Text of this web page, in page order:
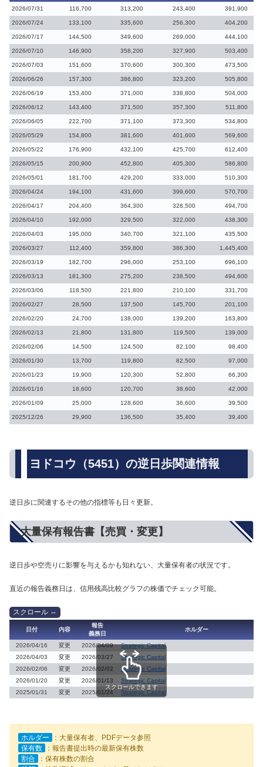
2026/07/31
116,700 313,200 243,400 391,900
2026/07/24 133,100 335,600 256,300 404,200
2026/07/17 144,500 349,600 269,000 444,100
2026/07/10 146,900 358,200 327,900 503,400
2026/07/03 151,600 370,600 300,300 473,500
2026/06/26 157,300 386,800 323,200 505,800
2026/06/19 153,400 371,000 338,800 504,000
2026/06/12 143,400 371,500 357,300 511,800
2026/06/05 222,700 371,100 373,300 534,800
2026/05/29 154,800 381,600 401,600 569,600
2026/05/22 176,900 432,100 425,700 612,400
2026/05/15 200,900 452,800 405,300 586,800
2026/05/01 181,700 429,200 333,000 510,300
2026/04/24 194,100 431,600 399,600 570,700
2026/04/17 204,400 364,300 328,500 494,700
2026/04/10 192,000 329,500 322,000 438,300
2026/04/03 195,000 340,700 321,100 435,500
2026/03/27 112,400 359,800 386,300 1,445,400
2026/03/19 182,700 296,000 253,100 696,100
2026/03/13 181,300 275,200 238,500 494,600
2026/03/06 118,500 221,800 210,100 331,700
2026/02/27 28,500 137,500 145,700 201,100
2026/02/20 24,700 138,000 139,200 163,800
2026/02/13 21,800 131,800 119,500 139,000
2026/02/06 14,500 124,500 82,100 98,400
2026/01/30 13,700 119,800 82,500 97,000
2026/01/23 19,900 120,300 52,800 66,300
2026/01/16 18,600 120,700 38,600 42,000
2026/01/09 25,000 128,600 36,600 39,500
2025/12/26 29,900 136,500 35,400 39,400
ヨドコウ（5451）の逆日歩関連情報
逆日歩に関連するその他の指標等も日々更新。
大量保有報告書【売買・変更】
逆日歩や空売りに影響を与えるかも知れない、大量保有者の状況です。
直近の報告義務日は、信用残高比較グラフの株価でチェック可能。
日付 内容
報告
義務日
ホルダー
2026/04/16 変更 2026/04/09
Strategic Capital
2026/04/03
変更 2026/03/27
Strategic Capital
2026/02/06
変更 2026/02/02
Strategic Capital
2026/01/20
変更 2026/01/13
Strategic Capital
2025/01/31
変更 2025/01/24 Strategic Capital
スクロールできます
ホルダー
：大量保有者、PDFデータ参照
保有数
：報告書提出時の最新保有株数
割合
：保有株数の割合